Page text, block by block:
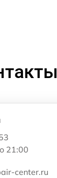
21:00
center.ru